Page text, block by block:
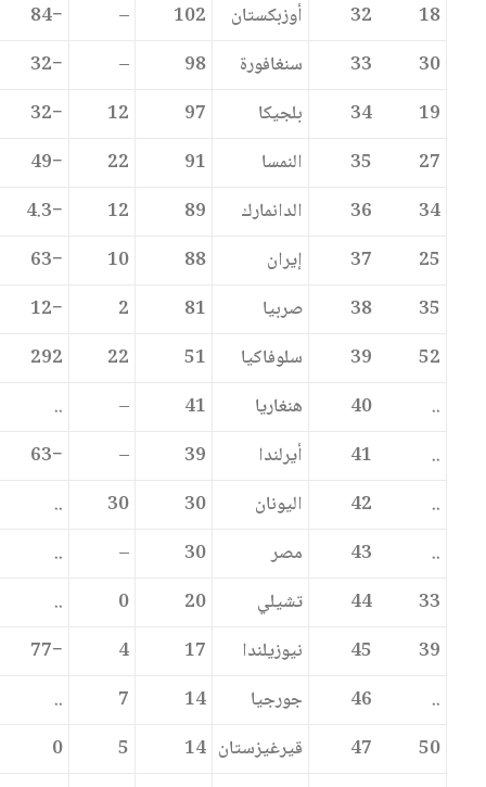
18
32 أوزبكستان 102
–
−84
30
33 سنغافورة 98
–
−32
19
34 بلجيكا 97
12
−32
27
35 النمسا 91
22
−49
34
36 الدانمارك 89
12
−4.3
25
37 إيران 88
10
−63
35
38 صربيا 81
2
−12
52
39 سلوفاكيا 51
22
292
..
40 هنغاريا 41
–
..
..
41 أيرلندا 39
–
−63
..
42 اليونان 30
30
..
..
43 مصر 30
–
..
33
44 تشيلي 20
0
..
39
45 نيوزيلندا 17
4
−77
..
46 جورجيا 14
7
..
50
47 قيرغيزستان 14
5
0